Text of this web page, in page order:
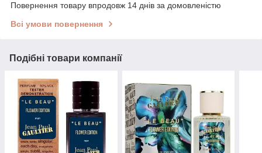
Повернення товару впродовж 14 днів за домовленістю
Всі умови повернення
Подібні товари компанії